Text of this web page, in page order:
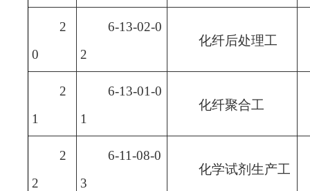
2
0
6-13-02-0
2
化纤后处理工
2
1
6-13-01-0
1
化纤聚合工
2
2
6-11-08-0
3
化学试剂生产工